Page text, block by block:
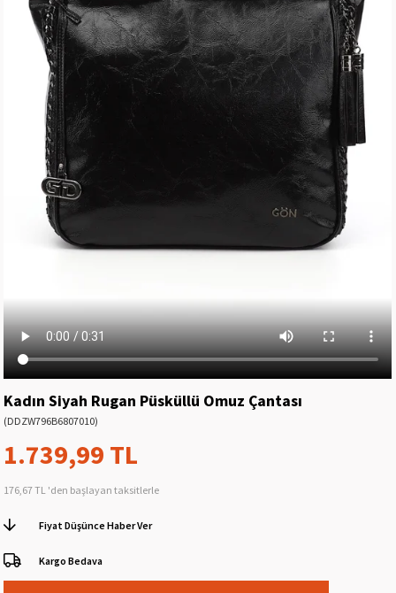
Kadın Siyah Rugan Püsküllü Omuz Çantası
(DDZW796B6807010)
1.739,99 TL
176,67 TL 'den başlayan taksitlerle
Fiyat Düşünce Haber Ver
Kargo Bedava